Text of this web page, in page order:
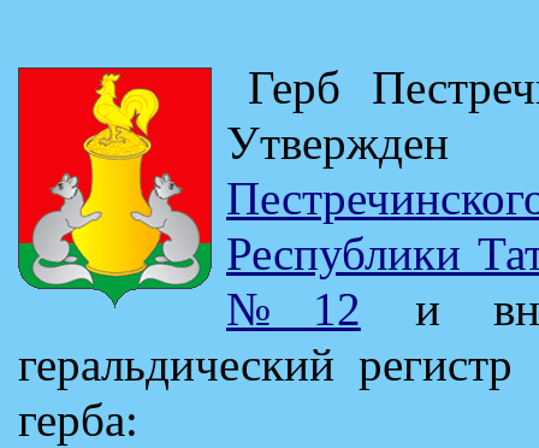
Герб
Республики
№12 и
геральдический
герба: